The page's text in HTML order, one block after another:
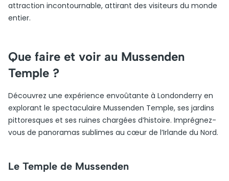
attraction incontournable, attirant des visiteurs du monde
entier.
Que faire et voir au Mussenden
Temple ?
Découvrez une expérience envoûtante à Londonderry en
explorant le spectaculaire Mussenden Temple, ses jardins
pittoresques et ses ruines chargées d’histoire. Imprégnez-
vous de panoramas sublimes au cœur de l’Irlande du Nord.
Le Temple de Mussenden